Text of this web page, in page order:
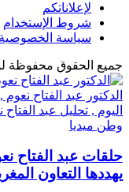
لإعلاناتكم
شروط الإستخدام
سياسة الخصوصية
جميع الحقوق محفوظة لموقع
وطن ميديا
حلقات عبد الفتاح
يهددها التعاون